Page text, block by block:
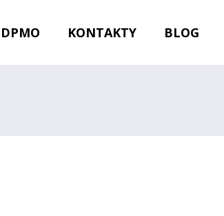
DPMO KONTAKTY BLOG